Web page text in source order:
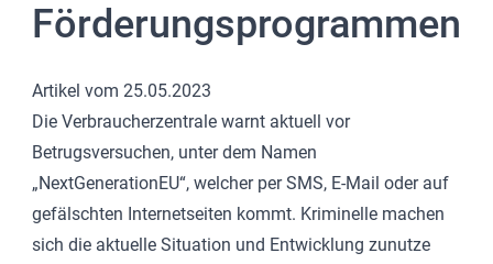
Förderungsprogrammen
Artikel vom 25.05.2023
Die Verbraucherzentrale warnt aktuell vor
Betrugsversuchen, unter dem Namen
„NextGenerationEU“, welcher per SMS, E-Mail oder auf
gefälschten Internetseiten kommt. Kriminelle machen
sich die aktuelle Situation und Entwicklung zunutze